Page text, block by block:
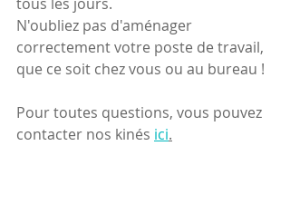
N'oubliez pas d'aménager
correctement votre poste de travail,
que ce soit chez vous ou au bureau !
Pour toutes questions, vous pouvez
contacter nos kinés ici.